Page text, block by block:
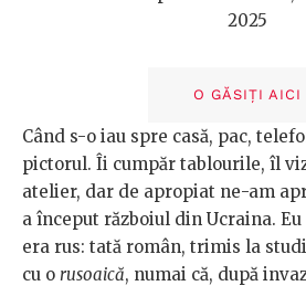
2025
O GĂSIȚI AICI
Când s-o iau spre casă, pac,
pictorul. Îi cumpăr tablourile, îl
atelier, dar de apropiat ne-am
a început războiul din Ucraina.
era rus: tată român, trimis la
cu o rusoaică, numai că, după